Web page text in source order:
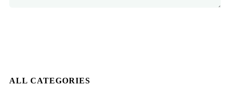
ALL CATEGORIES